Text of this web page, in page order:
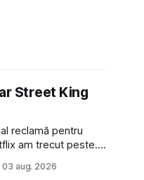
Street King
reclamă pentru
am trecut peste.
era cu street food
03 aug. 2026